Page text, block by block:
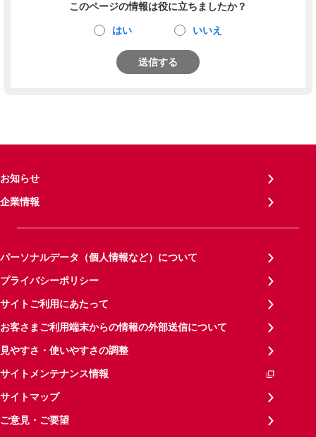
このページの情報は役に立ちましたか？
はい いいえ
送信する
お知らせ
企業情報
パーソナルデータ（個人情報など）について
プライバシーポリシー
サイトご利用にあたって
お客さまご利用端末からの情報の外部送信について
見やすさ・使いやすさの調整
サイトメンテナンス情報
サイトマップ
ご意見・ご要望